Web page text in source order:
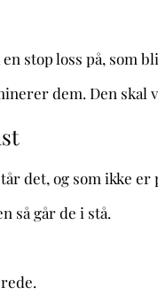
stop loss på, som
dem. Den skal
det, og som ikke er
så går de i stå.